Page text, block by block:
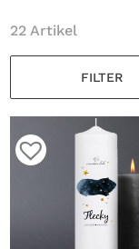
FILTER
22 Artikel